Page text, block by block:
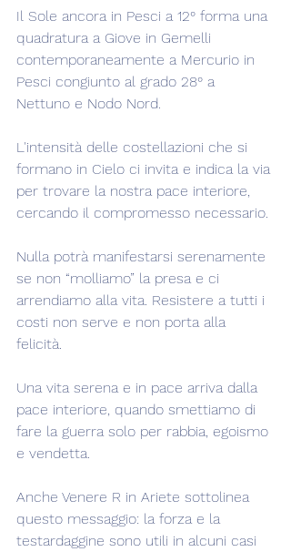
Il Sole ancora in Pesci a 12° forma una
quadratura a Giove in Gemelli
contemporaneamente a Mercurio in
Pesci congiunto al grado 28° a
Nettuno e Nodo Nord.
L'intensità delle costellazioni che si
formano in Cielo ci invita e indica la via
per trovare la nostra pace interiore,
cercando il compromesso necessario.
Nulla potrà manifestarsi serenamente
se non “molliamo” la presa e ci
arrendiamo alla vita. Resistere a tutti i
costi non serve e non porta alla
felicità.
Una vita serena e in pace arriva dalla
pace interiore, quando smettiamo di
fare la guerra solo per rabbia, egoismo
e vendetta.
Anche Venere R in Ariete sottolinea
questo messaggio: la forza e la
testardaggine sono utili in alcuni casi